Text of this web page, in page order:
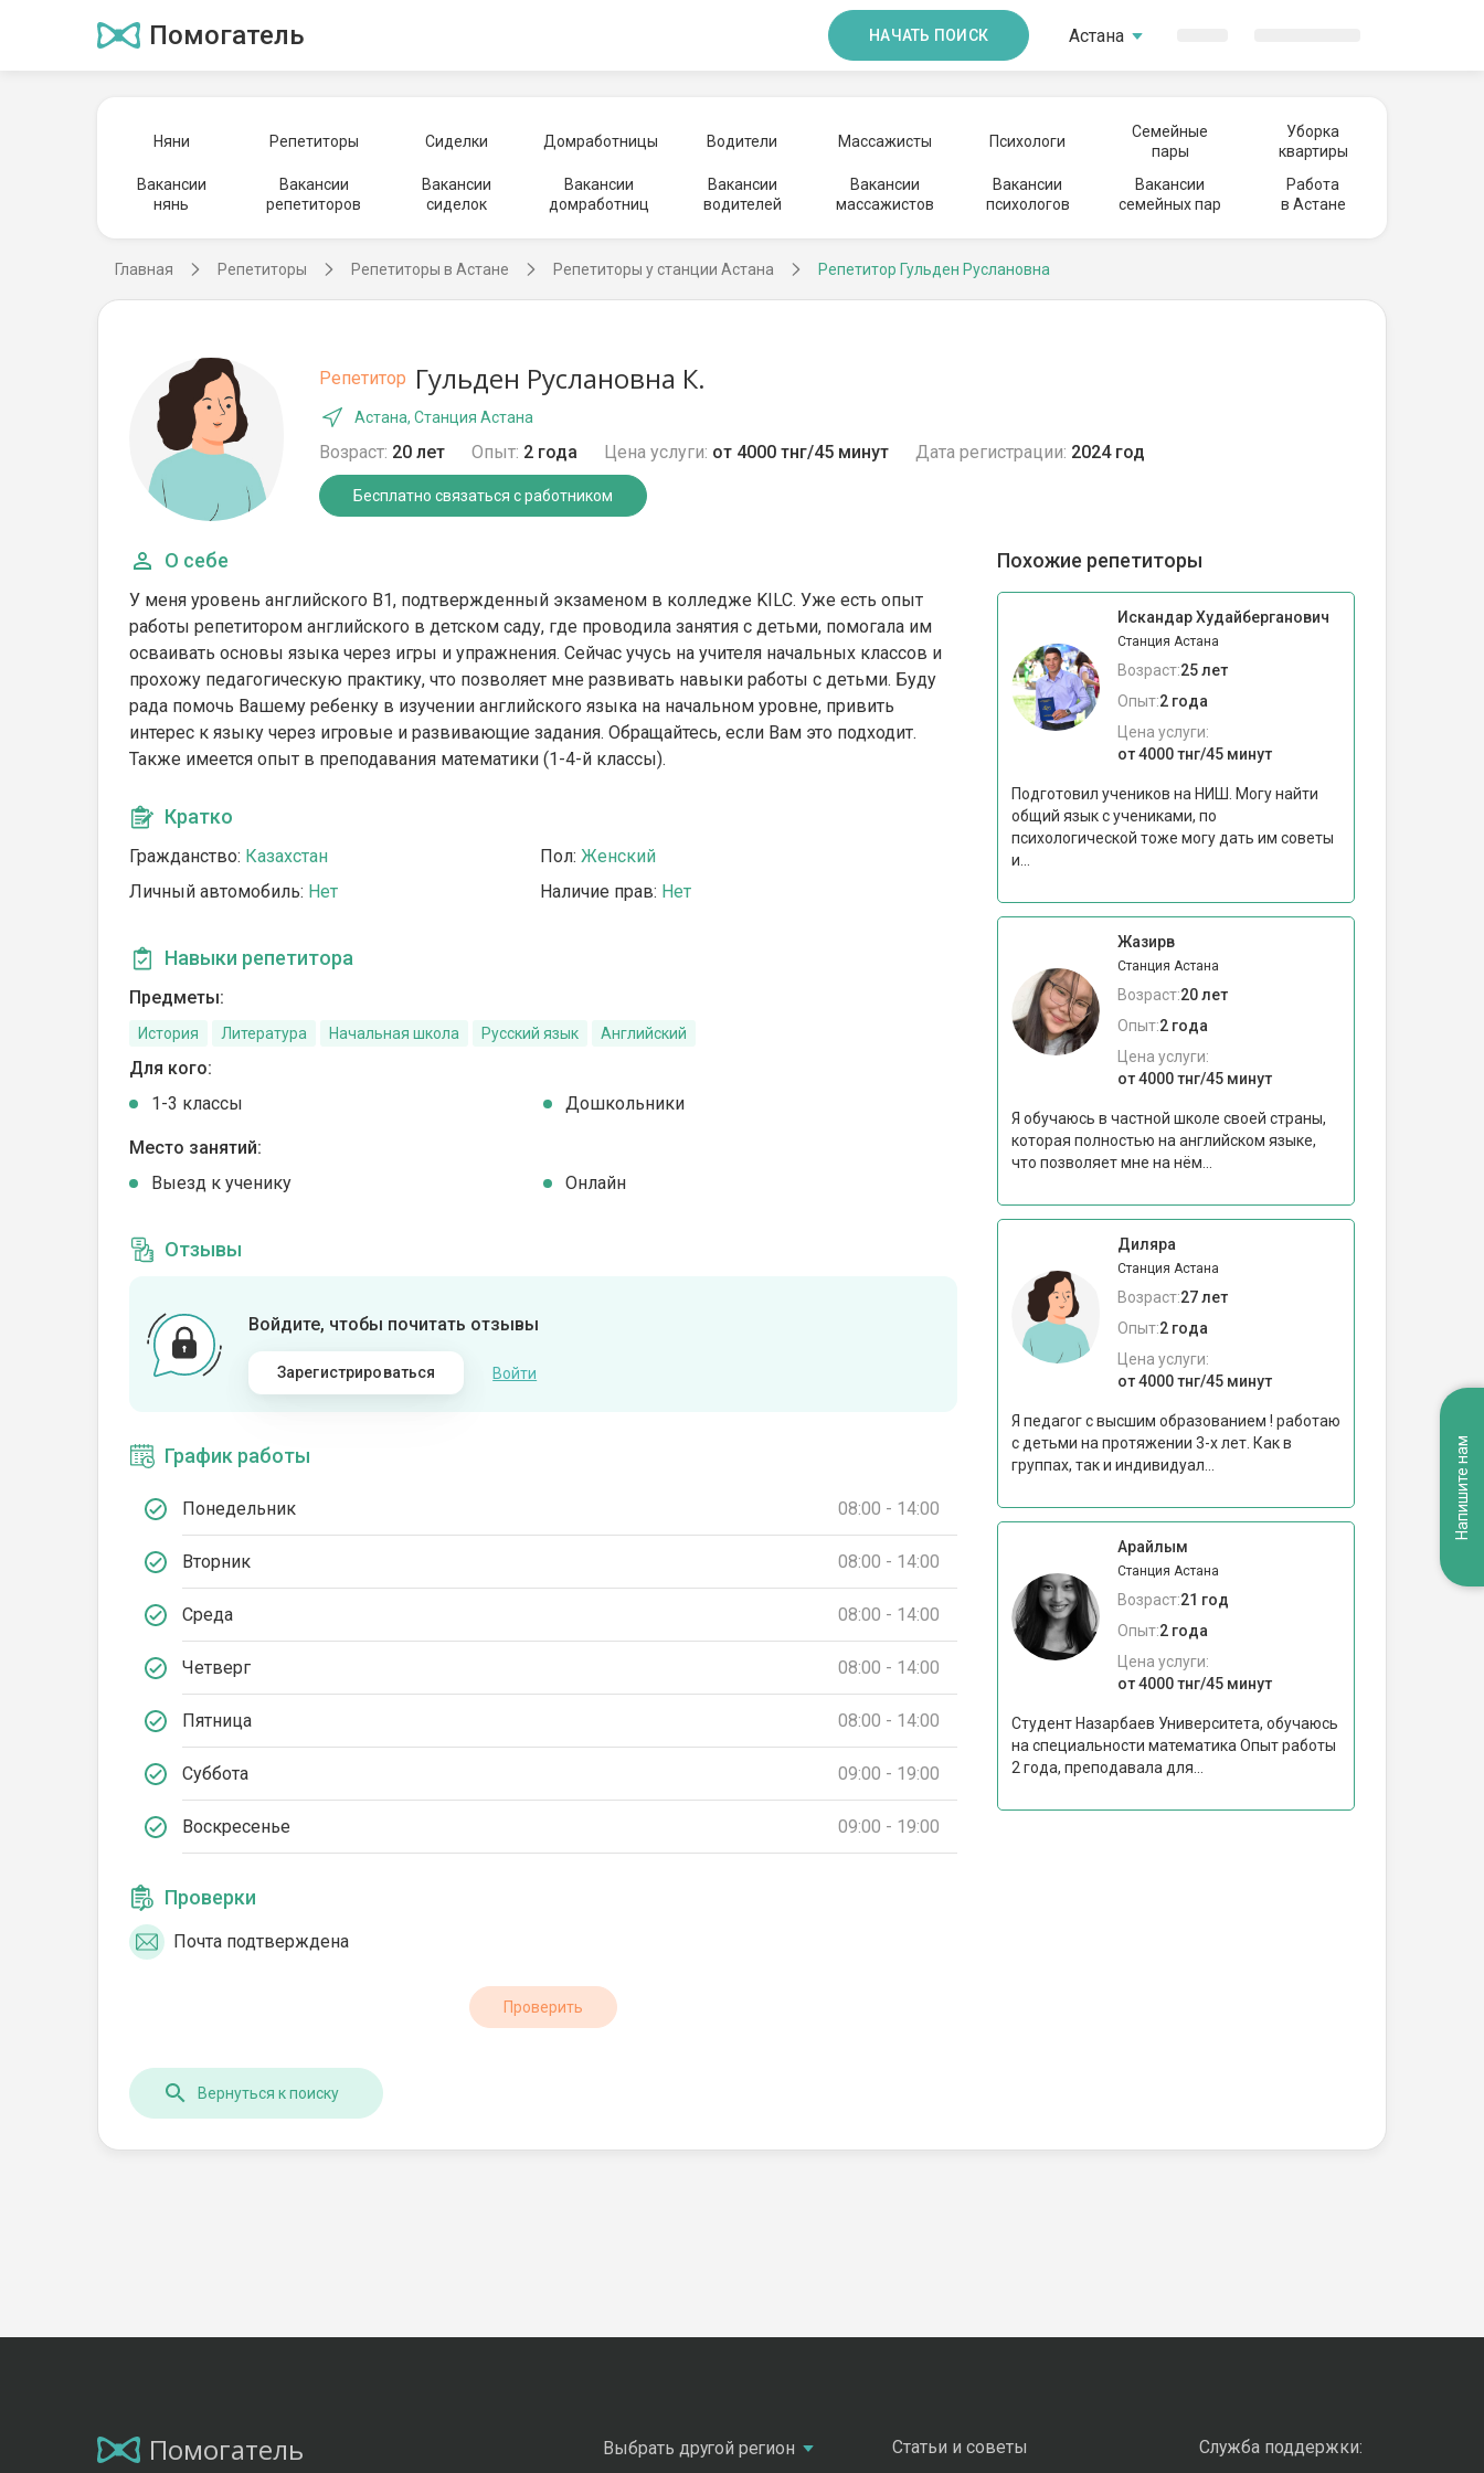
Помогатель НАЧАТЬ ПОИСК Астана
Няни Репетиторы Сиделки Домработницы Водители Массажисты Психологи
Семейные
пары
Уборка
квартиры
Вакансии
нянь
Вакансии
репетиторов
Вакансии
сиделок
Вакансии
домработниц
Вакансии
водителей
Вакансии
массажистов
Вакансии
психологов
Вакансии
семейных пар
Работа
в Астане
Главная Репетиторы Репетиторы в Астане Репетиторы у станции Астана Репетитор Гульден Руслановна
Репетитор Гульден Руслановна К.
Астана, Станция Астана
Возраст: 20 лет Опыт: 2 года Цена услуги: от 4000 тнг/45 минут Дата регистрации: 2024 год
Бесплатно связаться с работником
О себе
У меня уровень английского B1, подтвержденный экзаменом в колледже KILC. Уже есть опыт
работы репетитором английского в детском саду, где проводила занятия с детьми, помогала им
осваивать основы языка через игры и упражнения. Сейчас учусь на учителя начальных классов и
прохожу педагогическую практику, что позволяет мне развивать навыки работы с детьми. Буду
рада помочь Вашему ребенку в изучении английского языка на начальном уровне, привить
интерес к языку через игровые и развивающие задания. Обращайтесь, если Вам это подходит.
Также имеется опыт в преподавания математики (1-4-й классы).
Кратко
Гражданство: Казахстан Пол: Женский
Личный автомобиль: Нет Наличие прав: Нет
Навыки репетитора
Предметы:
История Литература Начальная школа Русский язык Английский
Для кого:
1-3 классы
Дошкольники
Место занятий:
Выезд к ученику
Онлайн
Отзывы
Войдите, чтобы почитать отзывы
Зарегистрироваться Войти
График работы
Понедельник 08:00 - 14:00
Вторник 08:00 - 14:00
Среда 08:00 - 14:00
Четверг 08:00 - 14:00
Пятница 08:00 - 14:00
Суббота 09:00 - 19:00
Воскресенье 09:00 - 19:00
Проверки
Почта подтверждена
Проверить
Похожие репетиторы
Искандар Худайберганович
Станция Астана
Возраст:25 лет
Опыт:2 года
Цена услуги:
от 4000 тнг/45 минут
Подготовил учеников на НИШ. Могу найти
общий язык с учениками, по
психологической тоже могу дать им советы
и...
Жазирв
Станция Астана
Возраст:20 лет
Опыт:2 года
Цена услуги:
от 4000 тнг/45 минут
Я обучаюсь в частной школе своей страны,
которая полностью на английском языке,
что позволяет мне на нём...
Диляра
Станция Астана
Возраст:27 лет
Опыт:2 года
Цена услуги:
от 4000 тнг/45 минут
Я педагог с высшим образованием ! работаю
с детьми на протяжении 3-х лет. Как в
группах, так и индивидуал...
Арайлым
Станция Астана
Возраст:21 год
Опыт:2 года
Цена услуги:
от 4000 тнг/45 минут
Студент Назарбаев Университета, обучаюсь
на специальности математика Опыт работы
2 года, преподавала для...
Вернуться к поиску
Помогатель Выбрать другой регион Статьи и советы Служба поддержки:
Напишите нам